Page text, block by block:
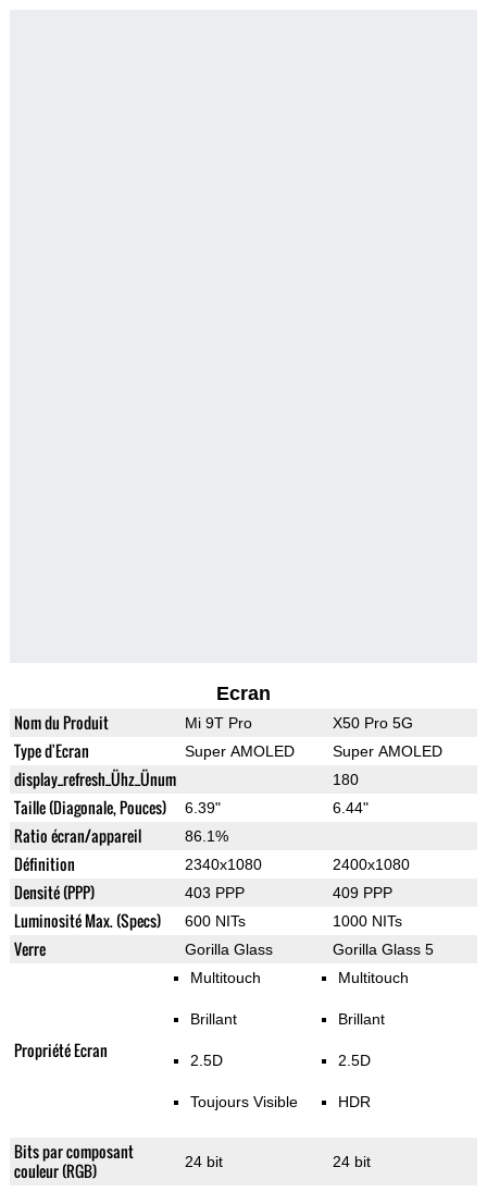
Ecran
Nom du Produit Mi 9T Pro X50 Pro 5G
Type d'Ecran Super AMOLED Super AMOLED
display_refresh_Ühz_Ünum 180
Taille (Diagonale, Pouces) 6.39" 6.44"
Ratio écran/appareil 86.1%
Définition 2340x1080 2400x1080
Densité (PPP) 403 PPP 409 PPP
Luminosité Max. (Specs) 600 NITs 1000 NITs
Verre Gorilla Glass Gorilla Glass 5
Propriété Ecran
Multitouch
Brillant
2.5D
Toujours Visible
Multitouch
Brillant
2.5D
HDR
Bits par composant
couleur (RGB)
24 bit 24 bit